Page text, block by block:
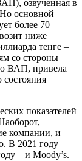
озвученная в
основной
более 70
ниже
тенге –
со стороны
ВАП, привела
показателей
компании, и
В 2021 году
– и Moody’s.